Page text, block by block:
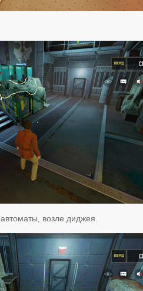
возле диджея.